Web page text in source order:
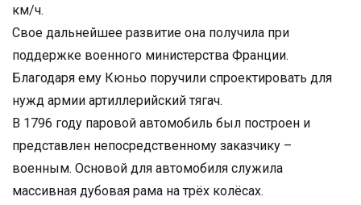
км/ч.
Свое дальнейшее развитие она получила при
поддержке военного министерства Франции.
Благодаря ему Кюньо поручили спроектировать для
нужд армии артиллерийский тягач.
В 1796 году паровой автомобиль был построен и
представлен непосредственному заказчику –
военным. Основой для автомобиля служила
массивная дубовая рама на трёх колёсах.